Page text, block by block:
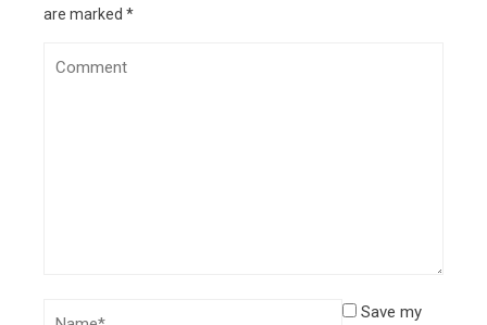
are marked *
Save my